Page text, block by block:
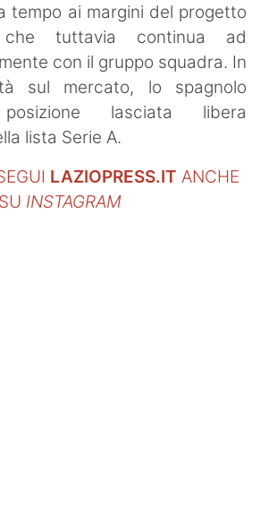
tempo ai margini del progetto
che tuttavia continua ad
con il gruppo squadra. In
sul mercato, lo spagnolo
lasciata libera
lista Serie A.
LAZIOPRESS.IT ANCHE
SU INSTAGRAM